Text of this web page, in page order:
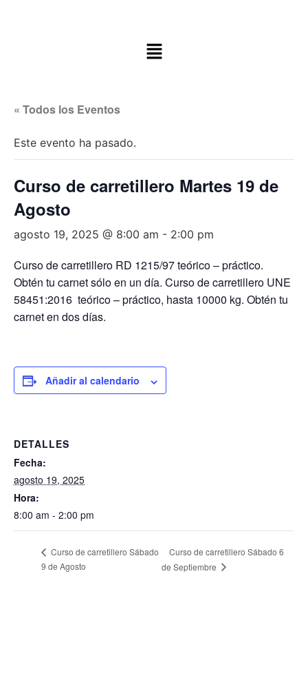
« Todos los Eventos
Este evento ha pasado.
Curso de carretillero Martes 19 de
Agosto
agosto 19, 2025 @ 8:00 am - 2:00 pm
Curso de carretillero RD 1215/97 teórico – práctico.
Obtén tu carnet sólo en un día. Curso de carretillero UNE
58451:2016 teórico – práctico, hasta 10000 kg. Obtén tu
carnet en dos días.
Añadir al calendario
DETALLES
Fecha:
agosto 19, 2025
Hora:
8:00 am - 2:00 pm
Curso de carretillero Sábado
9 de Agosto
Curso de carretillero Sábado 6
de Septiembre